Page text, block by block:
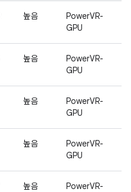
높음
PowerVR-
GPU
높음
PowerVR-
GPU
높음
PowerVR-
GPU
높음
PowerVR-
GPU
높음
PowerVR-